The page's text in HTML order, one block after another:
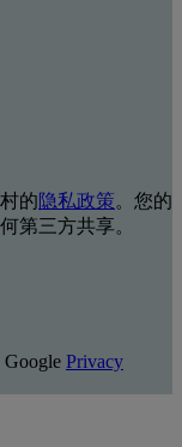
的隐私政策。您的
第三方共享。
Google Privacy